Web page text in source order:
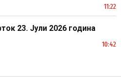
11:22
23. Јули 2026 година
10:42